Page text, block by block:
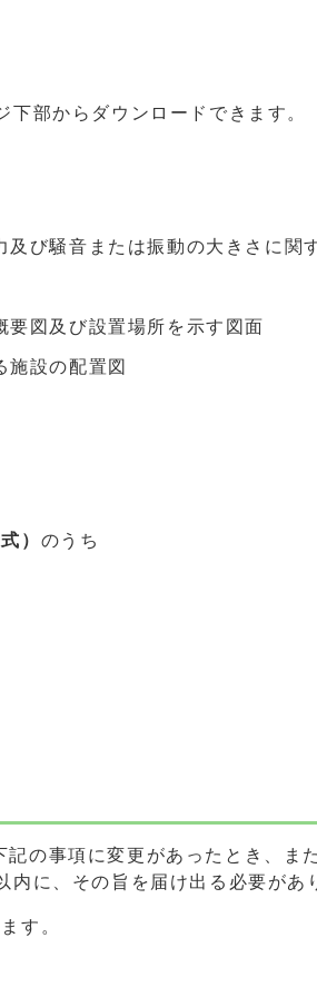
部からダウンロードできます。
び騒音または振動の大きさに関
図及び設置場所を示す図面
施設の配置図
） のうち
の事項に変更があったとき、ま
に、その旨を届け出る必要があ
す。